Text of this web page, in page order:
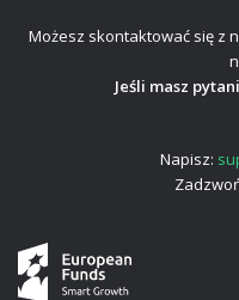
Możesz skontaktować się z
Jeśli masz
Napisz: